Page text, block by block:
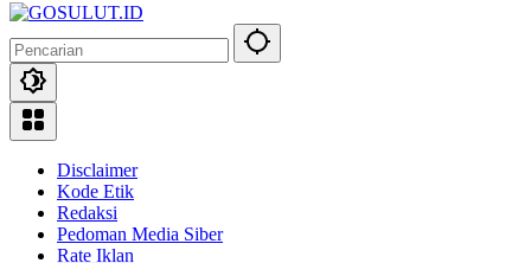
Disclaimer
Kode Etik
Redaksi
Pedoman Media Siber
Rate Iklan